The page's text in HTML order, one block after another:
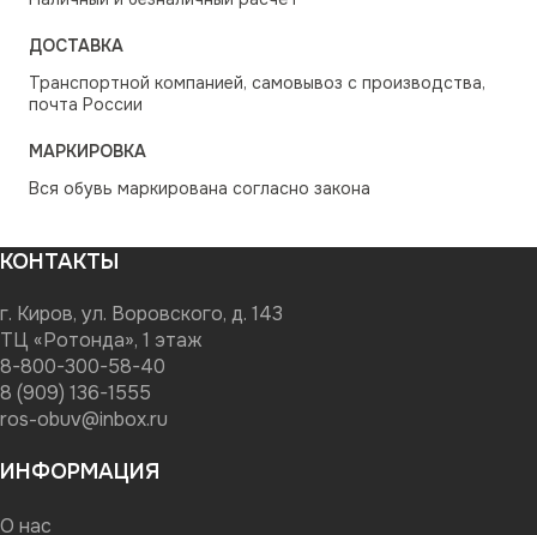
ДОСТАВКА
Транспортной компанией, самовывоз с производства,
почта России
МАРКИРОВКА
Вся обувь маркирована согласно закона
КОНТАКТЫ
г. Киров, ул. Воровского, д. 143
ТЦ «Ротонда», 1 этаж
8-800-300-58-40
8 (909) 136-1555
ros-obuv@inbox.ru
ИНФОРМАЦИЯ
О нас